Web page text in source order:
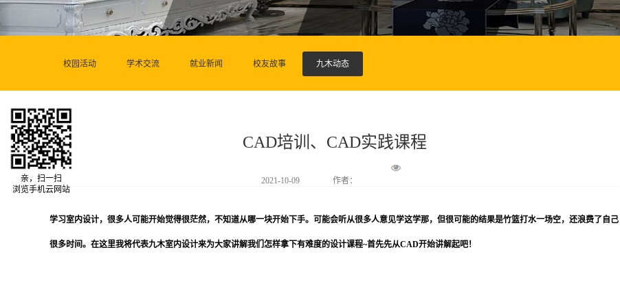
校园活动 学术交流 就业新闻 校友故事 九木动态
CAD培训、CAD实践课程
2021-10-09 作者：
学习室内设计，很多人可能开始觉得很茫然，不知道从哪一块开始下手。可能会听从很多人意见学这学那，但很可能的结果是竹篮打水一场空，还浪费了自己
很多时间。在这里我将代表九木室内设计来为大家讲解我们怎样拿下有难度的设计课程~首先先从CAD开始讲解起吧！
亲，扫一扫
浏览手机云网站